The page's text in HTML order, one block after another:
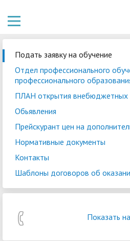
Подать заявку на обучение
Отдел профессионального
профессионального
ПЛАН открытия внебюджетных
Обьявления
Прейскурант цен на
Нормативные документы
Контакты
Шаблоны договоров об
Показать